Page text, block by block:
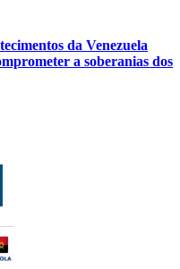
da Venezuela
a soberanias dos